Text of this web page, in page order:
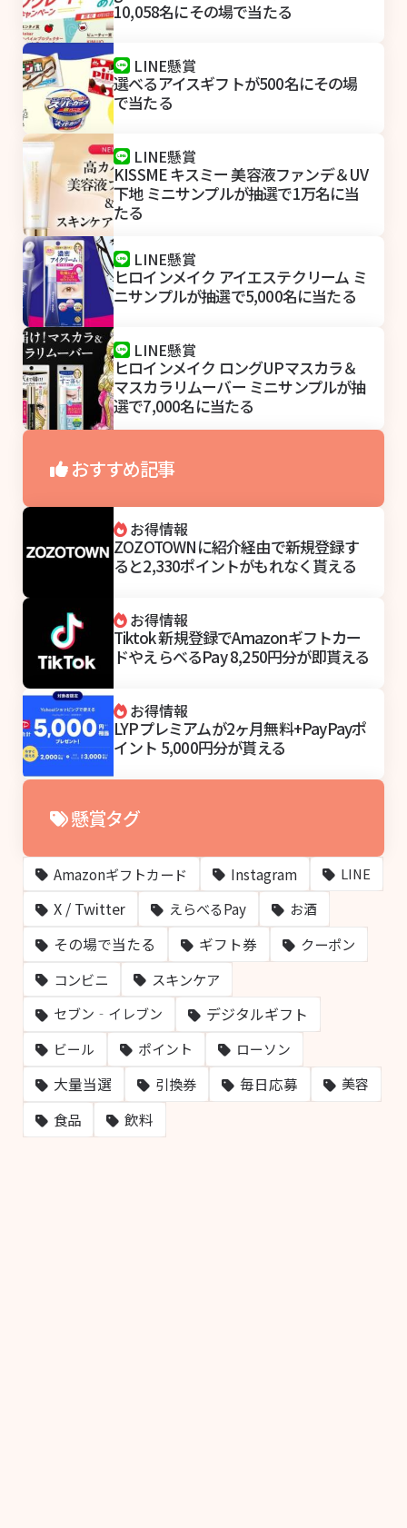
10,058名にその場で当たる
LINE懸賞
選べるアイスギフトが500名にその場
で当たる
LINE懸賞
KISSME キスミー 美容液ファンデ＆UV
下地 ミニサンプルが抽選で1万名に当
たる
LINE懸賞
ヒロインメイク アイエステクリーム ミ
ニサンプルが抽選で5,000名に当たる
LINE懸賞
ヒロインメイク ロングUPマスカラ＆
マスカラリムーバー ミニサンプルが抽
選で7,000名に当たる
おすすめ記事
お得情報
ZOZOTOWNに紹介経由で新規登録す
ると2,330ポイントがもれなく貰える
お得情報
Tiktok 新規登録でAmazonギフトカー
ドやえらべるPay 8,250円分が即貰える
お得情報
LYPプレミアムが2ヶ月無料+PayPayポ
イント 5,000円分が貰える
懸賞タグ
Amazonギフトカード Instagram LINE
X / Twitter えらべるPay お酒
その場で当たる ギフト券
クーポン
コンビニ
スキンケア
セブン‐イレブン デジタルギフト
ビール ポイント ローソン
大量当選 引換券 毎日応募 美容
食品 飲料